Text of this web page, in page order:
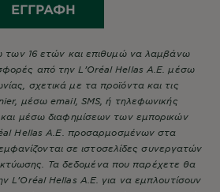
ΕΓΓΡΑΦΉ
των 16 ετών και επιθυμώ να λαμβάνω
από την L’Oréal Hellas A.E. μέσω
σχετικά με τα προϊόντα και τις
μέσω email, SMS, ή τηλεφωνικής
και μέσω διαφημίσεων των εμπορικών
Hellas A.E. προσαρμοσμένων στα
σε ιστοσελίδες συνεργατών
Τα δεδομένα που παρέχετε θα
L’Oréal Hellas A.E. για να εμπλουτίσουν